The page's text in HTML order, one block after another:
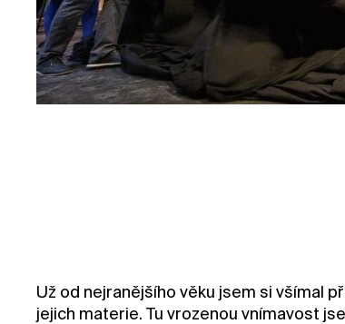
Už od nejranějšího věku jsem si všímal
jejich materie. Tu vrozenou vnímavost